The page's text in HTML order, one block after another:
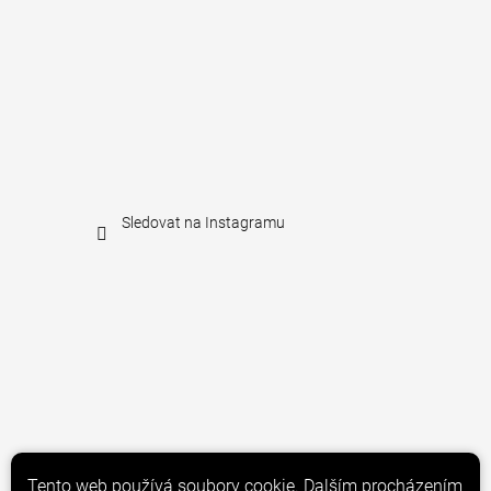
Tento web používá soubory cookie. Dalším procházením
Sledovat na Instagramu